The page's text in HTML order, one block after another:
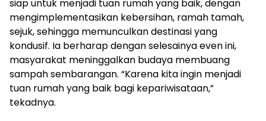
siap untuk menjadi tuan rumah yang baik, dengan
mengimplementasikan kebersihan, ramah tamah,
sejuk, sehingga memunculkan destinasi yang
kondusif. Ia berharap dengan selesainya even ini,
masyarakat meninggalkan budaya membuang
sampah sembarangan. “Karena kita ingin menjadi
tuan rumah yang baik bagi kepariwisataan,”
tekadnya.